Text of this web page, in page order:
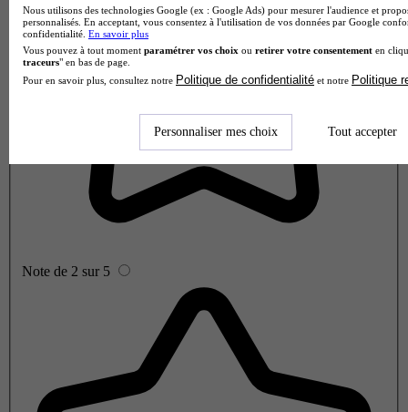
Note de 2 sur 5
Nous utilisons des technologies Google (ex : Google Ads) pour mesurer l'audience et
personnalisés. En acceptant, vous consentez à l'utilisation de vos données par Google
confidentialité. En savoir plus
Vous pouvez à tout moment paramétrer vos choix ou retirer votre consentement en
traceurs" en bas de page.
Pour en savoir plus, consultez notre Politique de confidentialité et notre Politique
Personnaliser mes choix Tout accepter